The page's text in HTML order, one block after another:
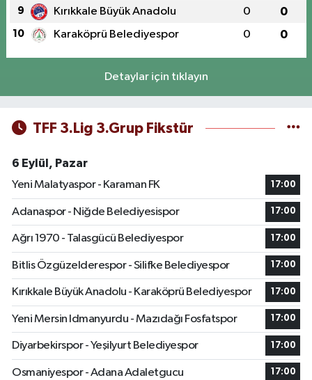
9 Kırıkkale Büyük Anadolu 0 0
10 Karaköprü Belediyespor 0 0
Detaylar için tıklayın
TFF 3.Lig 3.Grup Fikstür
6 Eylül, Pazar
Yeni Malatyaspor - Karaman FK
17:00
Adanaspor - Niğde Belediyesispor 17:00
Ağrı 1970 - Talasgücü Belediyespor 17:00
Bitlis Özgüzelderespor - Silifke Belediyespor 17:00
Kırıkkale Büyük Anadolu - Karaköprü Belediyespor 17:00
Yeni Mersin Idmanyurdu - Mazıdağı Fosfatspor 17:00
Diyarbekirspor - Yeşilyurt Belediyespor 17:00
Osmaniyespor - Adana Adaletgucu 17:00